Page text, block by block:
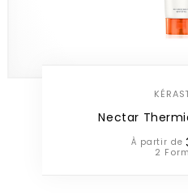
Nectar
À partir de
2